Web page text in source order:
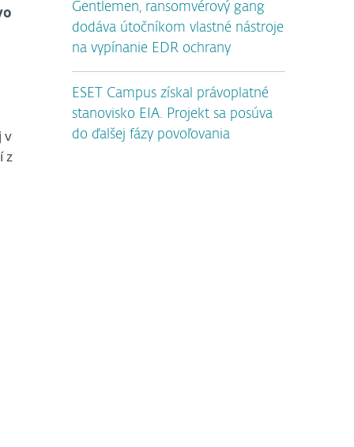
v
z
Gentlemen, ransomvérový gang
dodáva útočníkom vlastné nástroje
na vypínanie EDR ochrany
ESET Campus získal právoplatné
stanovisko EIA. Projekt sa posúva
do ďalšej fázy povoľovania